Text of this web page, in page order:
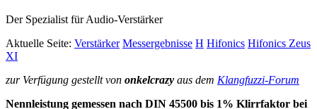
Der Spezialist für Audio-Verstärker
Aktuelle Seite: Verstärker Messergebnisse H Hifonics Hifonics Zeus
XI
zur Verfügung gestellt von onkelcrazy aus dem Klangfuzzi-Forum
Nennleistung gemessen nach DIN 45500 bis 1% Klirrfaktor bei